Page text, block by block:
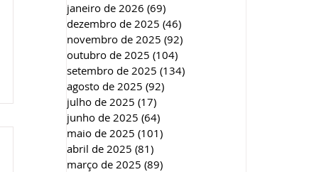
janeiro de 2026 (69)
dezembro de 2025 (46)
novembro de 2025 (92)
outubro de 2025 (104)
setembro de 2025 (134)
agosto de 2025 (92)
julho de 2025 (17)
junho de 2025 (64)
maio de 2025 (101)
abril de 2025 (81)
março de 2025 (89)